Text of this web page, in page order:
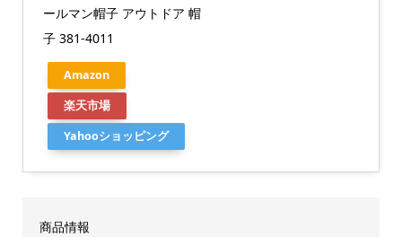
ールマン帽子 アウトドア 帽
子 381-4011
Amazon
楽天市場
Yahooショッピング
商品情報